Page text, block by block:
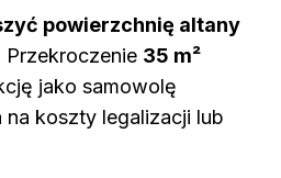
powierzchnię altany
Przekroczenie 35 m²
jako samowolę
na koszty legalizacji lub